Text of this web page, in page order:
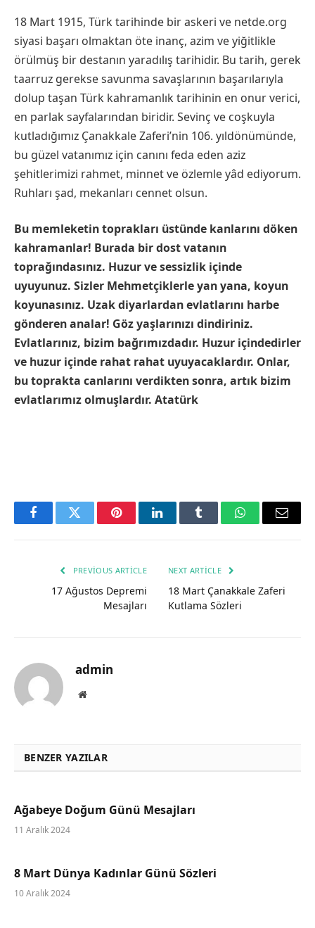
18 Mart 1915, Türk tarihinde bir askeri ve netde.org
siyasi başarı olmaktan öte inanç, azim ve yiğitlikle
örülmüş bir destanın yaradılış tarihidir. Bu tarih, gerek
taarruz gerekse savunma savaşlarının başarılarıyla
dolup taşan Türk kahramanlık tarihinin en onur verici,
en parlak sayfalarından biridir. Sevinç ve coşkuyla
kutladığımız Çanakkale Zaferi’nin 106. yıldönümünde,
bu güzel vatanımız için canını feda eden aziz
şehitlerimizi rahmet, minnet ve özlemle yâd ediyorum.
Ruhları şad, mekanları cennet olsun.
Bu memleketin toprakları üstünde kanlarını döken
kahramanlar! Burada bir dost vatanın
toprağındasınız. Huzur ve sessizlik içinde
uyuyunuz. Sizler Mehmetçiklerle yan yana, koyun
koyunasınız. Uzak diyarlardan evlatlarını harbe
gönderen analar! Göz yaşlarınızı dindiriniz.
Evlatlarınız, bizim bağrımızdadır. Huzur içindedirler
ve huzur içinde rahat rahat uyuyacaklardır. Onlar,
bu toprakta canlarını verdikten sonra, artık bizim
evlatlarımız olmuşlardır. Atatürk
FacebookTwitter PinterestLinkedInTumblr WhatsAppEmail
PREVIOUS ARTICLE
17 Ağustos Depremi
Mesajları
NEXT ARTICLE
18 Mart Çanakkale Zaferi
Kutlama Sözleri
admin
Website
BENZER YAZILAR
Ağabeye Doğum Günü Mesajları
11 Aralık 2024
8 Mart Dünya Kadınlar Günü Sözleri
10 Aralık 2024